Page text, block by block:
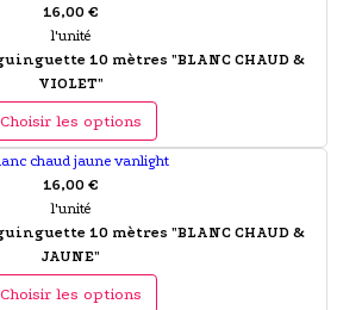
16,00 €
l'unité
10 mètres "BLANC CHAUD &
VIOLET"
Choisir les options
16,00 €
l'unité
10 mètres "BLANC CHAUD &
JAUNE"
Choisir les options